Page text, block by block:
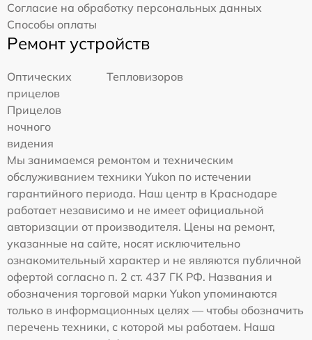
Согласие на обработку персональных данных
Способы оплаты
Ремонт устройств
Оптических
прицелов
Тепловизоров
Прицелов
ночного
видения
Мы занимаемся ремонтом и техническим
обслуживанием техники Yukon по истечении
гарантийного периода. Наш центр в Краснодаре
работает независимо и не имеет официальной
авторизации от производителя. Цены на ремонт,
указанные на сайте, носят исключительно
ознакомительный характер и не являются публичной
офертой согласно п. 2 ст. 437 ГК РФ. Названия и
обозначения торговой марки Yukon упоминаются
только в информационных целях — чтобы обозначить
перечень техники, с которой мы работаем. Наша